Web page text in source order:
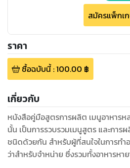
สมัครแพ็กเ
ราคา
ซื้อฉบับนี้:100.00 ฿
เกี่ยวกับ
หนังสือคู่มือสูตรการผลิต เมนูอาหาร
นั้น เป็นการรวบรวมเมนูสูตร และการ
ชนิดด้วยกัน สำหรับผู้ที่สนใจในการทำอ
ว่าสำหรับจำหน่าย ซึ่งรวมทั้งอาหารห